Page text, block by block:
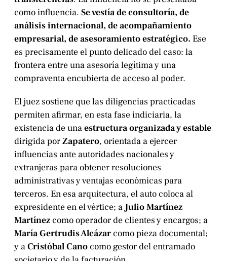
como influencia. Se vestía de consultoría, de
análisis internacional, de acompañamiento
empresarial, de asesoramiento estratégico. Ese
es precisamente el punto delicado del caso: la
frontera entre una asesoría legítima y una
compraventa encubierta de acceso al poder.
El juez sostiene que las diligencias practicadas
permiten afirmar, en esta fase indiciaria, la
existencia de unaestructura organizada y estable
dirigida porZapatero, orientada a ejercer
influencias ante autoridades nacionales y
extranjeras para obtener resoluciones
administrativas y ventajas económicas para
terceros. En esa arquitectura, el auto coloca al
expresidente en el vértice; a Julio Martínez
Martínez como operador de clientes y encargos; a
María Gertrudis Alcázar como pieza documental;
y aCristóbal Cano como gestor del entramado